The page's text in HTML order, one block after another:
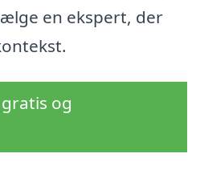
en ekspert, der
og